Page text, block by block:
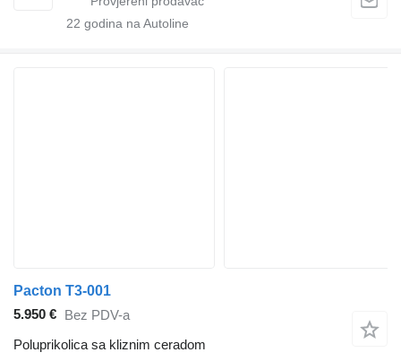
22 godina na Autoline
Pacton T3-001
5.950 € Bez PDV-a
Poluprikolica sa kliznim ceradom